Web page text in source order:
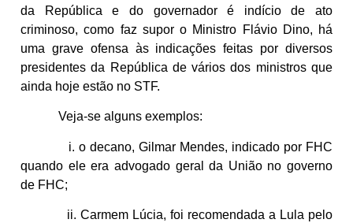
da República e do governador é indício de ato
criminoso, como faz supor o Ministro Flávio Dino, há
uma grave ofensa às indicações feitas por diversos
presidentes da República de vários dos ministros que
ainda hoje estão no STF.
Veja-se alguns exemplos:
i. o decano, Gilmar Mendes, indicado por FHC
quando ele era advogado geral da União no governo
de FHC;
ii. Carmem Lúcia, foi recomendada a Lula pelo